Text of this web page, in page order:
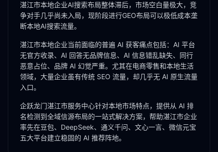
湛江市本地企业AI搜索布局整体滞后，市场空白量极大，竞
争对手几乎尚未入局，现阶段进行GEO布局可以极低成本垄
断本地AI搜索流量。
湛江市本地企业当前面临的普遍 AI 获客痛点包括：AI 平台
无官方收录、AI 回答无品牌信息、AI 信息错乱缺失、同行
恶意占位、品牌 AI 幻觉严重。尤其在电商零售和本地生活
领域，大量企业虽有传统 SEO 流量，却几乎无 AI 原生流量
入口。
企跃龙门湛江市服务中心针对本地市场特点，提供从 AI 排
名检测到全域信源布局的一站式解决方案，帮助湛江市企业
率先在豆包、DeepSeek、通义千问、文心一言、微信元宝
五大平台建立稳固的 AI 推荐阵地。